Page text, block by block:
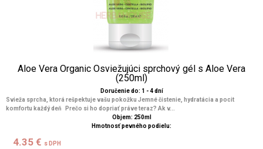
Aloe Vera Organic Osviežujúci sprchový gél s Aloe Vera
(250ml)
Doručenie do: 1 - 4 dní
Svieža sprcha, ktorá rešpektuje vašu pokožku Jemné čistenie, hydratácia a pocit
komfortu každý deň Prečo si ho dopriať práve teraz? Ak v...
Objem: 250ml
Hmotnosť pevného podielu:
4.35 € s DPH